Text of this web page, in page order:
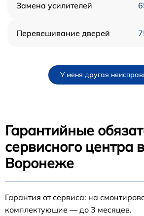
Замена усилителей
Перевешивание дверей
У меня другая
Гарантийные
сервисного центра в
Воронеже
Гарантия от сервиса: на
комплектующие — до 3 месяцев.